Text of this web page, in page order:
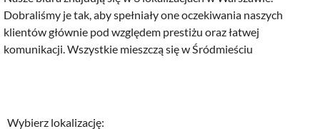
Dobraliśmy je tak, aby spełniały one oczekiwania naszych
klientów głównie pod względem prestiżu oraz łatwej
komunikacji. Wszystkie mieszczą się w Śródmieściu
Wybierz lokalizację: